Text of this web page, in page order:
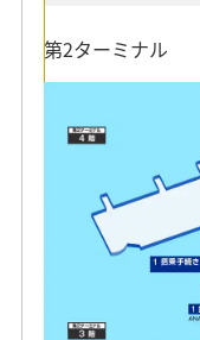
第2ターミナル